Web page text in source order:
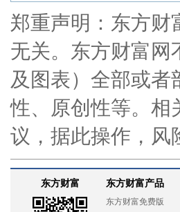
郑重声明：东方财
无关。东方财富网
及图表）全部或者
性、原创性等。相
议，据此操作，风
东方财富 东方财富产品
东方财富免费版